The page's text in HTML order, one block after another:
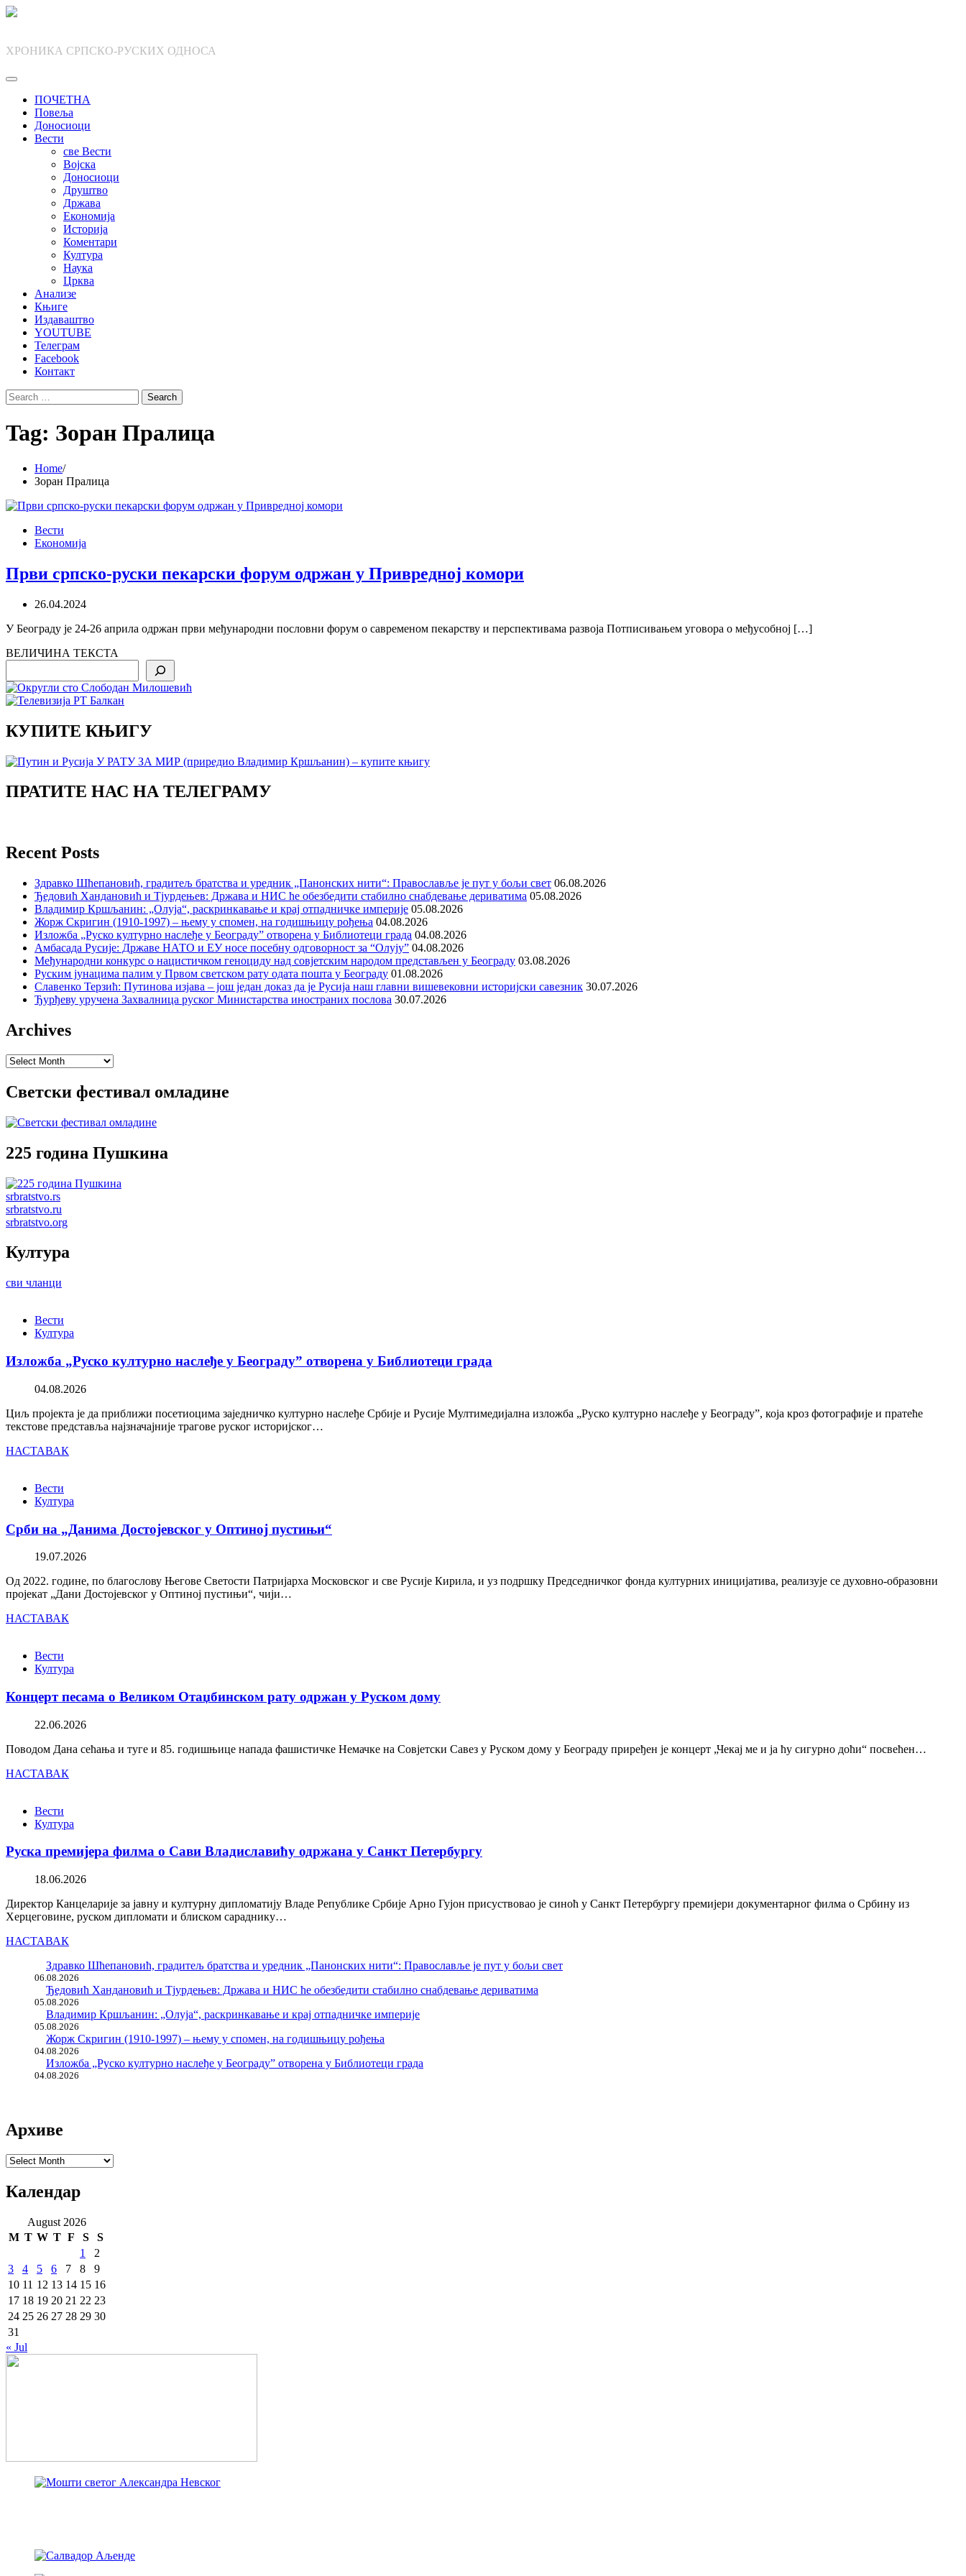
Skip
ХРОНИКА СРПСКО-РУСКИХ ОДНОСА
ПОЧЕТНА
Повеља
Доносиоци
Вести
све Вести
Војска
Доносиоци
Друштво
Држава
Економија
Историја
Коментари
Култура
Наука
Црква
Анализе
Књиге
Издаваштво
YOUTUBE
Телеграм
Facebook
Контакт
Search
for:
Tag: Зоран Пралица
Home
Зоран Пралица
Вести
Економија
Први српско-руски пекарски форум одржан у Привредној комори
26.04.2024
У Београду је 24-26 априла одржан први међународни пословни форум о савременом пекарству и перспективама развоја Потписивањем уговора о међусобној […]
ВЕЛИЧИНА ТЕКСТА
КУПИТЕ КЊИГУ
ПРАТИТЕ НАС НА ТЕЛЕГРАМУ
Recent Posts
Здравко Шћепановић, градитељ братства и уредник „Панонских нити“: Православље је пут у бољи свет 06.08.2026
Ђедовић Хандановић и Тјурдењев: Држава и НИС ће обезбедити стабилно снабдевање дериватима 05.08.2026
Владимир Кршљанин: „Олуја“, раскринкавање и крај отпадничке империје 05.08.2026
Жорж Скригин (1910-1997) – њему у спомен, на годишњицу рођења 04.08.2026
Изложба „Руско културно наслеђе у Београду” отворена у Библиотеци града 04.08.2026
Амбасада Русије: Државе НАТО и ЕУ носе посебну одговорност за “Олују” 04.08.2026
Међународни конкурс о нацистичком геноциду над совјетским народом представљен у Београду 03.08.2026
Руским јунацима палим у Првом светском рату одата пошта у Београду 01.08.2026
Славенко Терзић: Путинова изјава – још један доказ да је Русија наш главни вишевековни историјски савезник 30.07.2026
Ђурђеву уручена Захвалница руског Министарства иностраних послова 30.07.2026
Archives
Archives
Светски фестивал омладине
225 година Пушкина
srbratstvo.rs
srbratstvo.ru
srbratstvo.org
Култура
сви чланци
Вести
Култура
Изложба „Руско културно наслеђе у Београду” отворена у Библиотеци града
04.08.2026
Циљ пројекта је да приближи посетиоцима заједничко културно наслеђе Србије и Русије Мултимедијална изложба „Руско културно наслеђе у Београду”, која кроз фотографије и пратеће
текстове представља најзначајније трагове руског историјског…
НАСТАВАК
Вести
Култура
Срби на „Данима Достојевског у Оптиној пустињи“
19.07.2026
Од 2022. године, по благослову Његове Светости Патријарха Московског и све Русије Кирила, и уз подршку Председничког фонда културних иницијатива, реализује се духовно-образовни
пројекат „Дани Достојевског у Оптиној пустињи“, чији…
НАСТАВАК
Вести
Култура
Концерт песама о Великом Отаџбинском рату одржан у Руском дому
22.06.2026
Поводом Дана сећања и туге и 85. годишњице напада фашистичке Немачке на Совјетски Савез у Руском дому у Београду приређен је концерт „Чекај ме и ја ћу сигурно доћи“ посвећен…
НАСТАВАК
Вести
Култура
Руска премијера филма о Сави Владиславићу одржана у Санкт Петербургу
18.06.2026
Директор Канцеларије за јавну и културну дипломатију Владе Републике Србије Арно Гујон присуствовао је синоћ у Санкт Петербургу премијери документарног филма о Србину из
Херцеговине, руском дипломати и блиском сараднику…
НАСТАВАК
Здравко Шћепановић, градитељ братства и уредник „Панонских нити“: Православље је пут у бољи свет
06.08.2026
Ђедовић Хандановић и Тјурдењев: Држава и НИС ће обезбедити стабилно снабдевање дериватима
05.08.2026
Владимир Кршљанин: „Олуја“, раскринкавање и крај отпадничке империје
05.08.2026
Жорж Скригин (1910-1997) – њему у спомен, на годишњицу рођења
04.08.2026
Изложба „Руско културно наслеђе у Београду” отворена у Библиотеци града
04.08.2026
Архиве
Архиве
Календар
August 2026
M T W T F S
S
1
2
3
4 5 6 7 8
9
10 11 12 13 14 15 16
17 18 19 20 21 22 23
24 25 26 27 28 29 30
31
« Jul